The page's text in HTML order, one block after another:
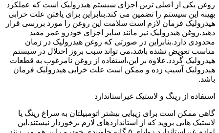
روغن یکی از اصلی ترین اجزای سیستم هیدرولیک است که عملکرد
بهینه این سیستم را تضمین می کند.بنابراین برای یافتن علت خرابی
هیدرولیک فرمان لازم است سلامت این روغن را مورد بررسی قرار
دهید.روغن هیدرولیک نیز مانند سایر اجزای خودرو عمر مفید
محدودی دارد.بنابراین در صورتی که روغن هیدرولیک در زمان
مناسب تعویض نشده باشد،می تواند سبب بروز اختلال در سیستم
هیدرولیک گردد.علاوه بر این،استفاده از روغن نامرغوب به قطعات
هیدرولیک آسیب زده و ممکن است علت خرابی هیدرولیک فرمان
باشد.
استفاده از رینگ و لاستیک غیراستاندارد
گاهی ممکن است برای زیبایی بیشتر اتومبیلتان به سراغ رینگ یا
لاستیک هایی بروید که از استانداردهای لازم برخوردار نیستند.این